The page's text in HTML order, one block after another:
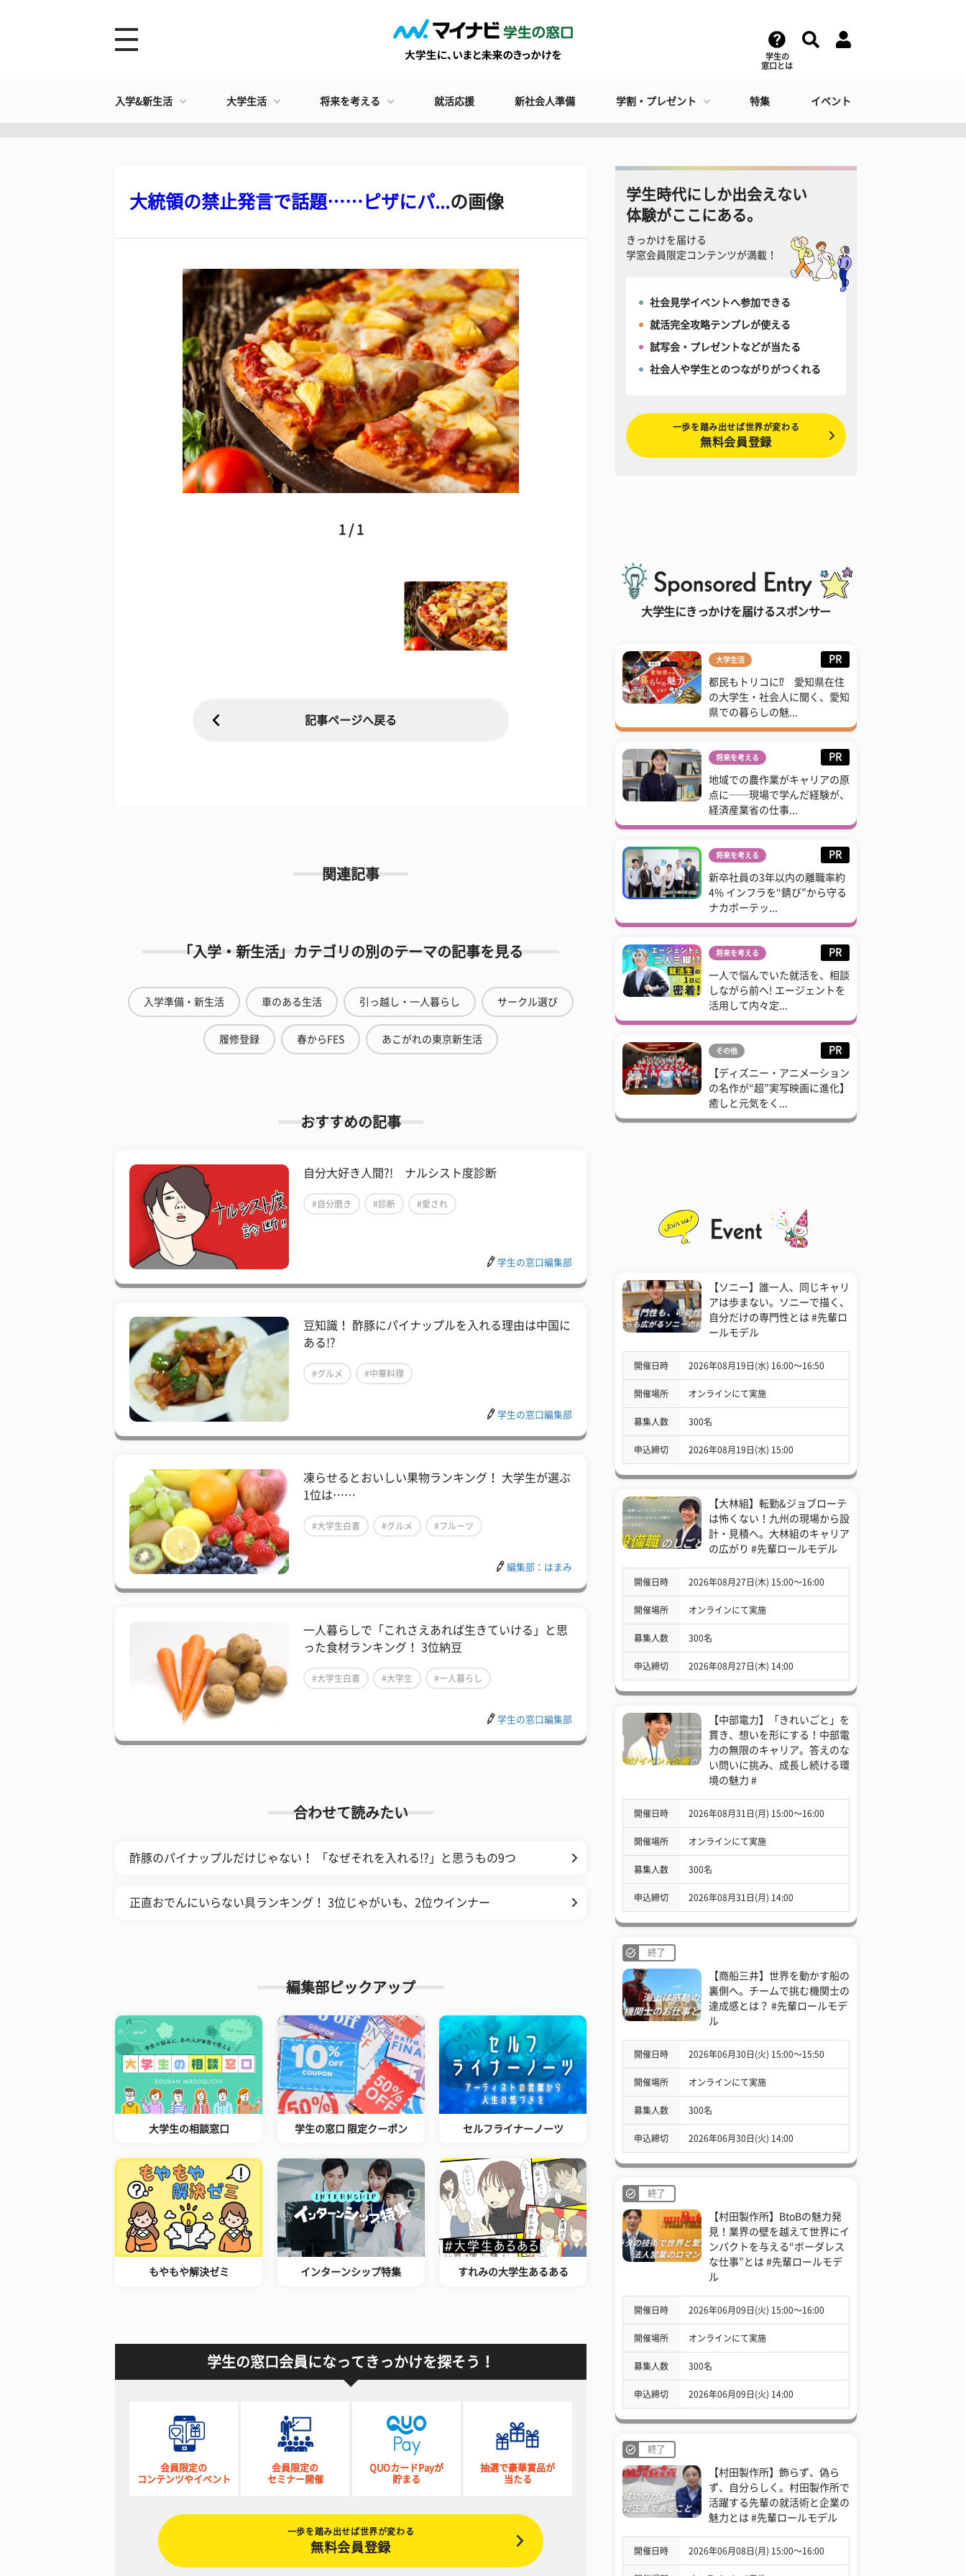
学生の
窓口とは
入学&新生活 大学生活 将来を考える 就活応援 新社会人準備 学割・プレゼント 特集 イベント
大統領の禁止発言で話題……ピザにパ...の画像
1 / 1
記事ページへ戻る
関連記事
「入学・新生活」カテゴリの別のテーマの記事を見る
入学準備・新生活 車のある生活 引っ越し・一人暮らし サークル選び
履修登録 春からFES あこがれの東京新生活
おすすめの記事
自分大好き人間?! ナルシスト度診断
#自分磨き #診断 #愛され
学生の窓口編集部
豆知識！ 酢豚にパイナップルを入れる理由は中国に
ある!?
#グルメ #中華料理
学生の窓口編集部
凍らせるとおいしい果物ランキング！ 大学生が選ぶ
1位は……
#大学生白書 #グルメ #フルーツ
編集部：はまみ
一人暮らしで「これさえあれば生きていける」と思
った食材ランキング！ 3位納豆
#大学生白書 #大学生 #一人暮らし
学生の窓口編集部
合わせて読みたい
酢豚のパイナップルだけじゃない！ 「なぜそれを入れる!?」と思うもの9つ
正直おでんにいらない具ランキング！ 3位じゃがいも、2位ウインナー
編集部ピックアップ
大学生の相談窓口 学生の窓口 限定クーポン セルフライナーノーツ
もやもや解決ゼミ インターンシップ特集 すれみの大学生あるある
学生の窓口会員になってきっかけを探そう！
会員限定の
コンテンツやイベント
会員限定の
セミナー開催
QUOカードPayが
貯まる
抽選で豪華賞品が
当たる
一歩を踏み出せば世界が変わる
無料会員登録
学生時代にしか出会えない
体験がここにある。
きっかけを届ける
学窓会員限定コンテンツが満載！
社会見学イベントへ参加できる
就活完全攻略テンプレが使える
試写会・プレゼントなどが当たる
社会人や学生とのつながりがつくれる
一歩を踏み出せば世界が変わる
無料会員登録
大学生にきっかけを届けるスポンサー
大学生活 PR
都民もトリコに⁉ 愛知県在住
の大学生・社会人に聞く、愛知
県での暮らしの魅...
将来を考える PR
地域での農作業がキャリアの原
点に──現場で学んだ経験が、
経済産業省の仕事...
将来を考える PR
新卒社員の3年以内の離職率約
4% インフラを“錆び”から守る
ナカボーテッ...
将来を考える PR
一人で悩んでいた就活を、相談
しながら前へ! エージェントを
活用して内々定...
その他 PR
【ディズニー・アニメーション
の名作が“超”実写映画に進化】
癒しと元気をく...
【ソニー】誰一人、同じキャリ
アは歩まない。ソニーで描く、
自分だけの専門性とは #先輩ロ
ールモデル
開催日時 2026年08月19日(水) 16:00〜16:50
開催場所 オンラインにて実施
募集人数 300名
申込締切 2026年08月19日(水) 15:00
【大林組】転勤&ジョブローテ
は怖くない！九州の現場から設
計・見積へ。大林組のキャリア
の広がり #先輩ロールモデル
開催日時 2026年08月27日(木) 15:00〜16:00
開催場所 オンラインにて実施
募集人数 300名
申込締切 2026年08月27日(木) 14:00
【中部電力】「きれいごと」を
貫き、想いを形にする！中部電
力の無限のキャリア。答えのな
い問いに挑み、成長し続ける環
境の魅力 #
開催日時 2026年08月31日(月) 15:00〜16:00
開催場所 オンラインにて実施
募集人数 300名
申込締切 2026年08月31日(月) 14:00
終了
【商船三井】世界を動かす船の
裏側へ。チームで挑む機関士の
達成感とは？ #先輩ロールモデ
ル
開催日時 2026年06月30日(火) 15:00〜15:50
開催場所 オンラインにて実施
募集人数 300名
申込締切 2026年06月30日(火) 14:00
終了
【村田製作所】BtoBの魅力発
見！業界の壁を越えて世界にイ
ンパクトを与える“ボーダレス
な仕事”とは #先輩ロールモデ
ル
開催日時 2026年06月09日(火) 15:00〜16:00
開催場所 オンラインにて実施
募集人数 300名
申込締切 2026年06月09日(火) 14:00
終了
【村田製作所】飾らず、偽ら
ず、自分らしく。村田製作所で
活躍する先輩の就活術と企業の
魅力とは #先輩ロールモデル
開催日時 2026年06月08日(月) 15:00〜16:00